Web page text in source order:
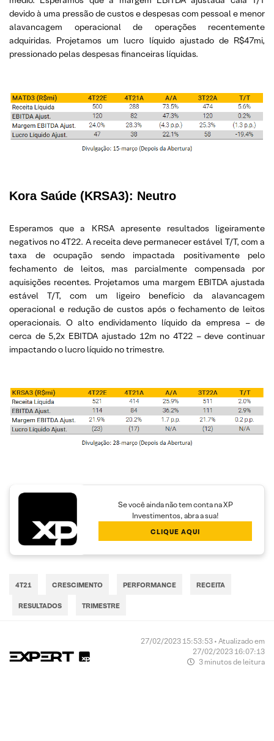
devido à uma pressão de custos e despesas com pessoal e menor
alavancagem operacional de operações recentemente
adquiridas. Projetamos um lucro líquido ajustado de R$47mi,
pressionado pelas despesas financeiras líquidas.
Kora Saúde (KRSA3): Neutro
Esperamos que a KRSA apresente resultados ligeiramente
negativos no 4T22. A receita deve permanecer estável T/T, com a
taxa de ocupação sendo impactada positivamente pelo
fechamento de leitos, mas parcialmente compensada por
aquisições recentes. Projetamos uma margem EBITDA ajustada
estável T/T, com um ligeiro benefício da alavancagem
operacional e redução de custos após o fechamento de leitos
operacionais. O alto endividamento líquido da empresa – de
cerca de 5,2x EBITDA ajustado 12m no 4T22 – deve continuar
impactando o lucro líquido no trimestre.
Se você ainda não tem conta na XP
Investimentos, abra a sua!
CLIQUE AQUI
4T21 CRESCIMENTO PERFORMANCE RECEITA
RESULTADOS TRIMESTRE
27/02/2023 15:53:53 • Atualizado em
27/02/2023 16:07:13
3 minutos de leitura